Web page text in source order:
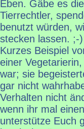
Eben. Gäbe es
Tierrechtler,
benutzt würden,
stecken lassen. ;-)
Kurzes Beispiel
einer
war; sie
gar nicht
Verhalten nicht
wenn ihr mal
unterstütze Euch